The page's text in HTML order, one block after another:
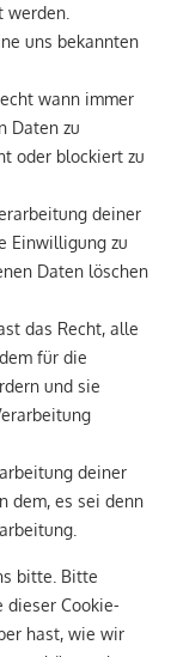
uns bekannten
wann immer
Daten zu
oder blockiert zu
deiner
Einwilligung zu
Daten löschen
das Recht, alle
für die
und sie
deiner
dem, es sei denn
bitte. Bitte
dieser Cookie-
hast, wie wir